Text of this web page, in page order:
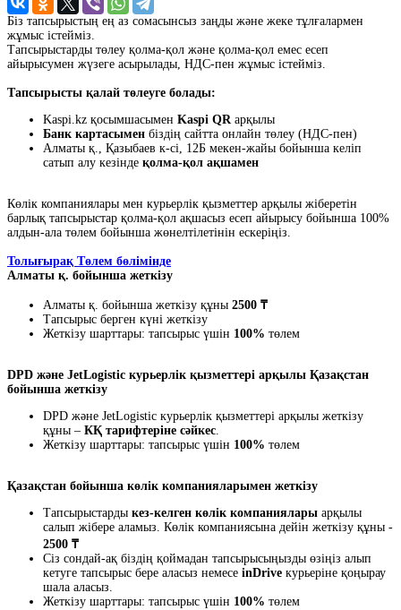
Біз тапсырыстың ең аз сомасынсыз заңды және жеке тұлғалармен
жұмыс істейміз.
Тапсырыстарды төлеу қолма-қол және қолма-қол емес есеп
айырысумен жүзеге асырылады, НДС-пен жұмыс істейміз.
Тапсырысты қалай төлеуге болады:
Kaspi.kz қосымшасымен Kaspi QRарқылы
Банк картасымен біздің сайтта онлайн төлеу (НДС-пен)
Алматы қ., Қазыбаев к-сі, 12Б мекен-жайы бойынша келіп
сатып алу кезінде қолма-қол ақшамен
Көлік компаниялары мен курьерлік қызметтер арқылы жіберетін
барлық тапсырыстар қолма-қол ақшасыз есеп айырысу бойынша 100%
алдын-ала төлем бойынша жөнелтілетінін ескеріңіз.
Толығырақ Төлем бөлімінде
Алматы қ. бойынша жеткізу
Алматы қ. бойынша жеткізу құны 2500 ₸
Тапсырыс берген күні жеткізу
Жеткізу шарттары: тапсырыс үшін 100% төлем
DPD және JetLogistic курьерлік қызметтері арқылы Қазақстан
бойынша жеткізу
DPD және JetLogistic курьерлік қызметтері арқылы жеткізу
құны – КҚ тарифтеріне сәйкес.
Жеткізу шарттары: тапсырыс үшін 100% төлем
Қазақстан бойынша көлік компанияларымен жеткізу
Тапсырыстарды кез-келген көлік компаниялары арқылы
салып жібере аламыз. Көлік компаниясына дейін жеткізу құны -
2500 ₸
Сіз сондай-ақ біздің қоймадан тапсырысыңызды өзіңіз алып
кетуге тапсырыс бере аласыз немесе inDrive курьеріне қоңырау
шала аласыз.
Жеткізу шарттары: тапсырыс үшін 100% төлем